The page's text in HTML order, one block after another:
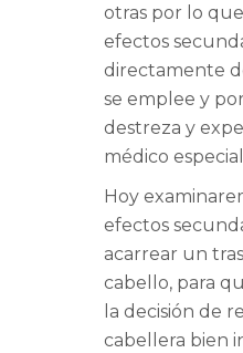
otras por lo
efectos
directamente
se emplee y
destreza y
médico
Hoy
efectos
acarrear un
cabello, para
la decisión de
cabellera bien